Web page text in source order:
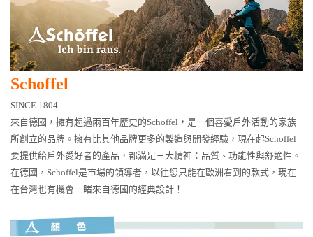
Schoffel
SINCE 1804
來自德國，擁有超過兩百年歷史的Schoffel，是一個喜愛戶外活動的家族
所創立的品牌。擁有比其他品牌更多的製造與開發經驗，現在起Schoffel
要提供給戶外愛好者的產品，都滿足三大精神：品質、功能性與舒適性。
在德國，Schoffel是市場的領導者，以往您只能在歐洲看到的款式，現在
在台灣也有機會一睹來自德國的經典設計！